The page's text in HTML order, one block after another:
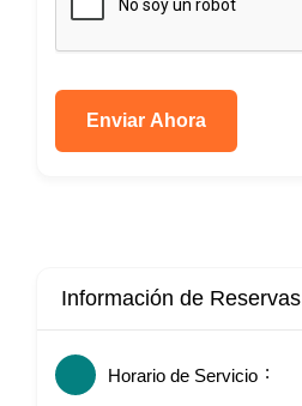
Enviar Ahora
Información de Reservas
Horario de Servicio